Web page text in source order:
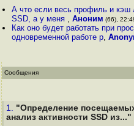
А что если весь профиль и
SSD, а у меня ,Аноним (66),
Как оно будет работать при
одновременной работе р,
Сообщения
1. "Определение
анализ активности SSD из..."